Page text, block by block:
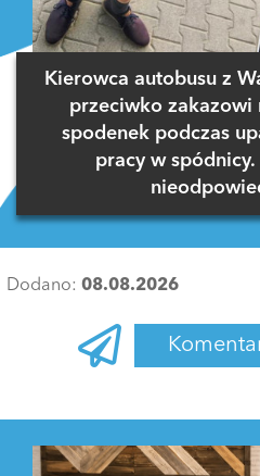
Kierowca autobusu z
przeciwko zakazowi
spodenek podczas
pracy w spódnicy.
Dodano: 08.08.2026